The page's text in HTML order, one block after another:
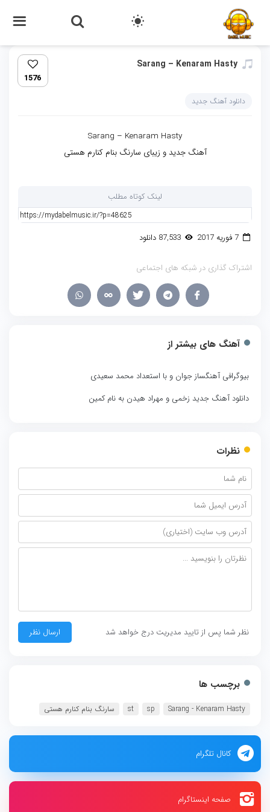
Sarang – Kenaram Hasty
1576
دانلود آهنگ جدید
Sarang – Kenaram Hasty
آهنگ جدید و زیبای سارنگ بنام کنارم هستی
لینک کوتاه مطلب
7 فوریه 2017
اشتراک گذاری در شبکه های اجتماعی
آهنگ های بیشتر از
بیوگرافی آهنگساز جوان و با استعداد محمد سعیدی
دانلود آهنگ جدید زخمی و مهراد هیدن به نام کمین
نظرات
نظر شما پس از تایید مدیریت درج خواهد شد
برچسب ها
Sarang - Kenaram Hasty
sp
st سارنگ بنام کنارم هستی
کانال تلگرام
صفحه اینستاگرام